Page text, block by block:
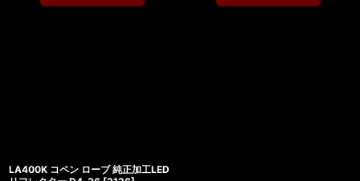
LA400K コペン ローブ 純正加工LED